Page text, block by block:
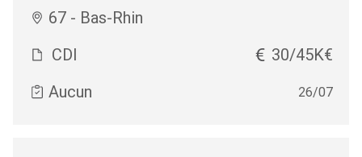
67 - Bas-Rhin
CDI
30/45K€
Aucun
26/07